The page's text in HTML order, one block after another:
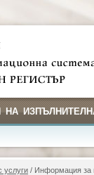
НА
услуги / Информация за